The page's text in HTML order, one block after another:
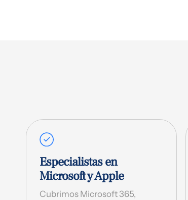
Especialistas en
Microsoft y Apple
Cubrimos Microsoft 365,